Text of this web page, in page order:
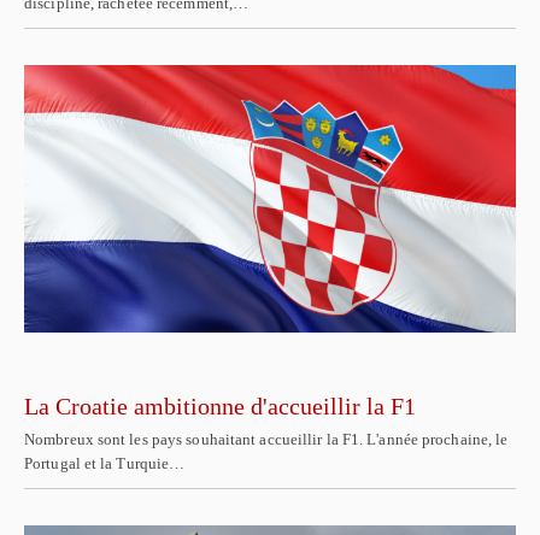
La Croatie ambitionne d'accueillir la F1
Nombreux sont les pays souhaitant accueillir la F1. L'année prochaine, le
Portugal et la Turquie…